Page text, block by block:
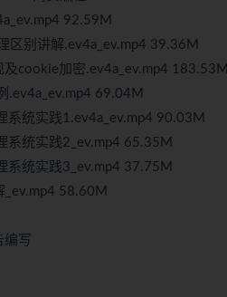
92.59M
区别讲解.ev4a_ev.mp4 39.36M
cookie加密.ev4a_ev.mp4 183.53M
.ev4a_ev.mp4 69.04M
统实践1.ev4a_ev.mp4 90.03M
系统实践2_ev.mp4 65.35M
系统实践3_ev.mp4 37.75M
58.60M
编写